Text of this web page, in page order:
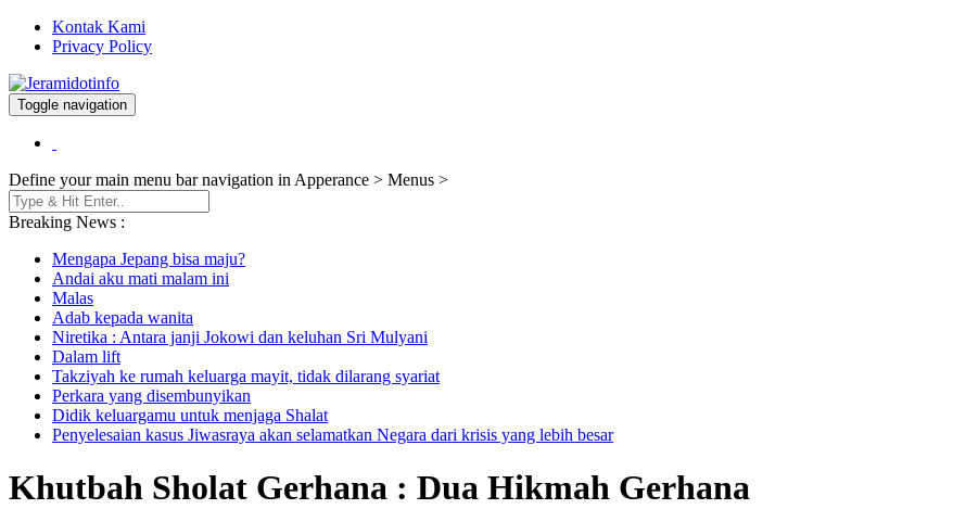
Kontak Kami
Privacy Policy
Jeramidotinfo
Berita dan Informasi Terkini
Toggle navigation
Define your main menu bar navigation in Apperance > Menus >
Breaking News :
Mengapa Jepang bisa maju?
Andai aku mati malam ini
Malas
Adab kepada wanita
Niretika : Antara janji Jokowi dan keluhan Sri Mulyani
Dalam lift
Takziyah ke rumah keluarga mayit, tidak dilarang syariat
Perkara yang disembunyikan
Didik keluargamu untuk menjaga Shalat
Penyelesaian kasus Jiwasraya akan selamatkan Negara dari krisis yang lebih besar
Khutbah Sholat Gerhana : Dua Hikmah Gerhana